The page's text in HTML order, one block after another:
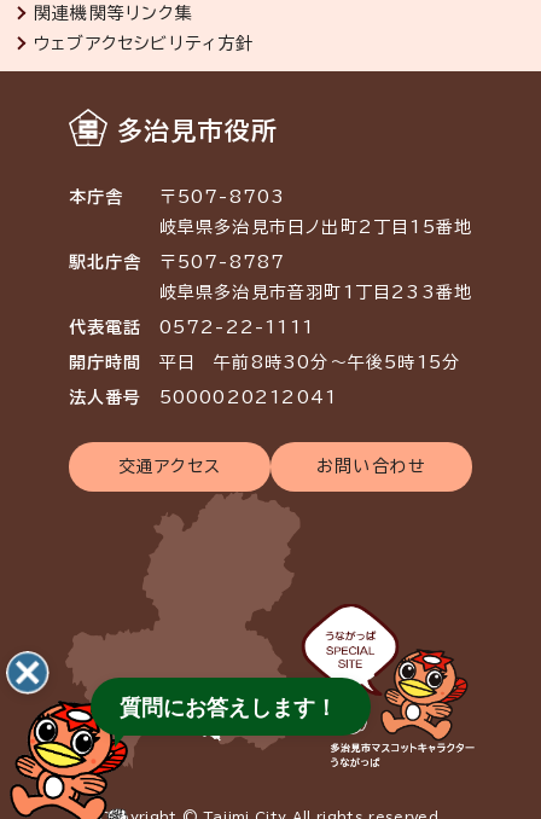
関連機関等リンク集
ウェブアクセシビリティ方針
多治見市役所
本庁舎
〒507-8703
岐阜県多治見市日ノ出町2丁目15番地
駅北庁舎
〒507-8787
岐阜県多治見市音羽町1丁目233番地
代表電話 0572-22-1111
開庁時間 平日 午前8時30分～午後5時15分
法人番号 5000020212041
交通アクセス お問い合わせ
質問にお答えします！